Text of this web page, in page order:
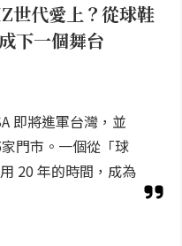
代愛上？從球鞋
下一個舞台
即將進軍台灣，並
門市。一個從「球
20 年的時間，成為